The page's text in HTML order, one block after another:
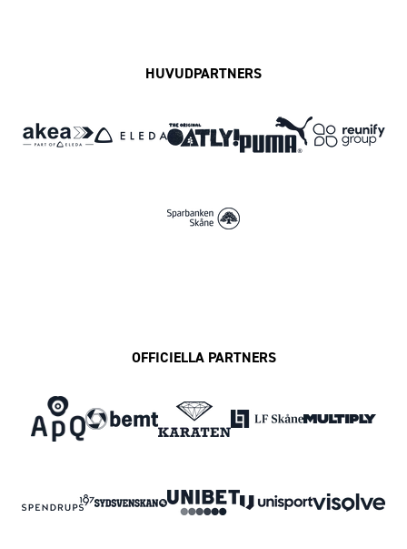
HUVUDPARTNERS
OFFICIELLA PARTNERS